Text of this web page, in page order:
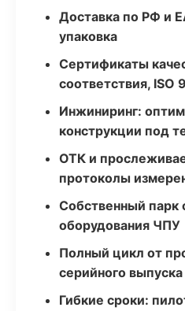
Доставка по РФ и
упаковка
Сертификаты
соответствия, ISO
Инжиниринг:
конструкции под
ОТК и
протоколы
Собственный парк
оборудования ЧПУ
Полный цикл от
серийного выпуска
Гибкие сроки: